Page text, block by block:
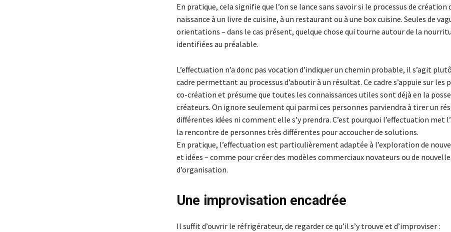
En pratique, cela signifie que l’on se lance sans savoir si le processus de création
naissance à un livre de cuisine, à un restaurant ou à une box cuisine. Seules de
orientations – dans le cas présent, quelque chose qui tourne autour de la
identifiées au préalable.
L’effectuation n’a donc pas vocation d’indiquer un chemin probable, il s’agit
cadre permettant au processus d’aboutir à un résultat. Ce cadre s’appuie sur les
co-création et présume que toutes les connaissances utiles sont déjà en la
créateurs. On ignore seulement qui parmi ces personnes parviendra à tirer un
différentes idées ni comment elle s’y prendra. C’est pourquoi l’effectuation met
la rencontre de personnes très différentes pour accoucher de solutions.
En pratique, l’effectuation est particulièrement adaptée à l’exploration de
et idées – comme pour créer des modèles commerciaux novateurs ou de
d’organisation.
Une improvisation encadrée
Il suffit d’ouvrir le réfrigérateur, de regarder ce qu’il s’y trouve et d’improviser :